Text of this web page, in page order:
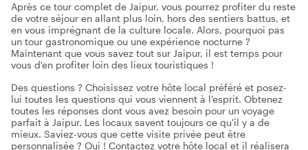
Après ce tour complet de Jaipur, vous pourrez profiter du reste
de votre séjour en allant plus loin, hors des sentiers battus, et
en vous imprégnant de la culture locale. Alors, pourquoi pas
un tour gastronomique ou une expérience nocturne ?
Maintenant que vous savez tout sur Jaipur, il est temps pour
vous d'en profiter loin des lieux touristiques !
Des questions ? Choisissez votre hôte local préféré et posez-
lui toutes les questions qui vous viennent à l'esprit. Obtenez
toutes les réponses dont vous avez besoin pour un voyage
parfait à Jaipur. Les locaux savent toujours ce qu'il y a de
mieux. Saviez-vous que cette visite privée peut être
personnalisée ? Oui ! Contactez votre hôte local et il réalisera